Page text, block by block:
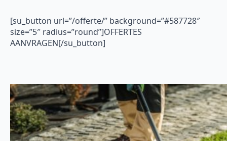
[su_button url=”/offerte/” background=”#587728″
size=”5″ radius=”round”]OFFERTES
AANVRAGEN[/su_button]